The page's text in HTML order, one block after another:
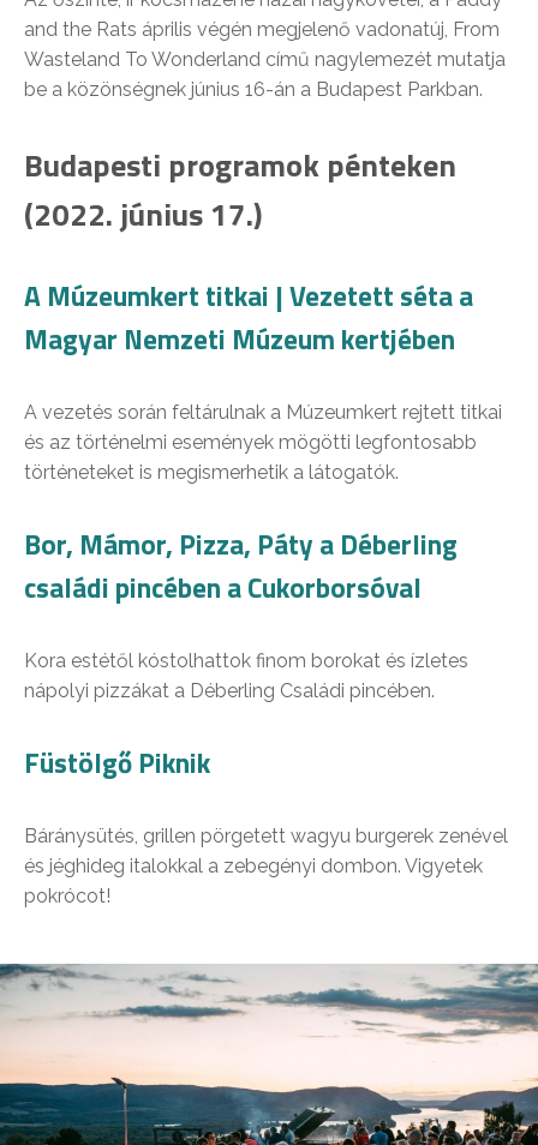
and the Rats április végén megjelenő vadonatúj, From
Wasteland To Wonderland című nagylemezét mutatja
be a közönségnek június 16-án a Budapest Parkban.
Budapesti programok pénteken
(2022. június 17.)
A Múzeumkert titkai | Vezetett séta a
Magyar Nemzeti Múzeum kertjében
A vezetés során feltárulnak a Múzeumkert rejtett titkai
és az történelmi események mögötti legfontosabb
történeteket is megismerhetik a látogatók.
Bor, Mámor, Pizza, Páty a Déberling
családi pincében a Cukorborsóval
Kora estétől kóstolhattok finom borokat és ízletes
nápolyi pizzákat a Déberling Családi pincében.
Füstölgő Piknik
Báránysütés, grillen pörgetett wagyu burgerek zenével
és jéghideg italokkal a zebegényi dombon. Vigyetek
pokrócot!